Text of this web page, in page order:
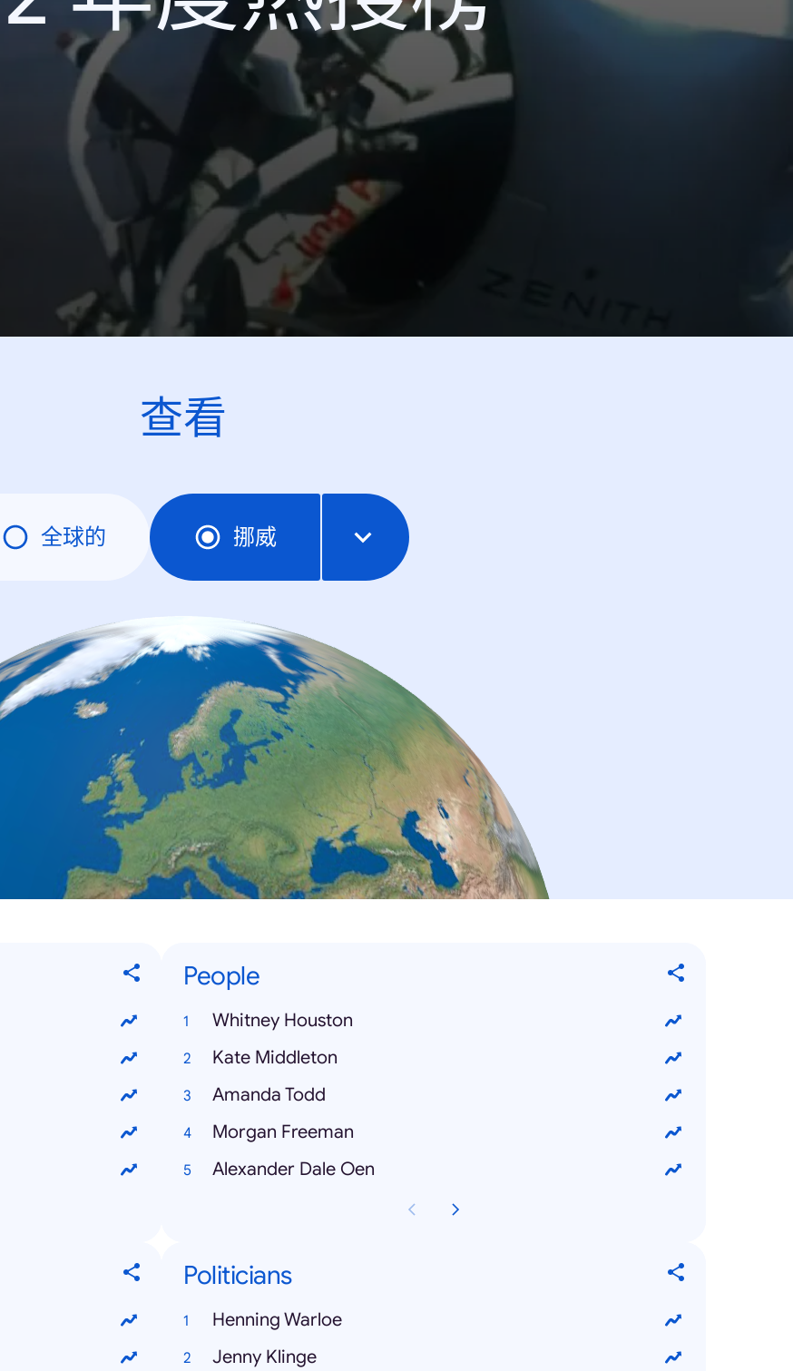
查看
全球的 挪威
People
Whitney Houston
Kate Middleton
Amanda Todd
Morgan Freeman
Alexander Dale Oen
Politicians
Henning Warloe
Jenny Klinge